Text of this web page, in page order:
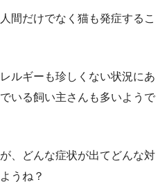
間だけでなく猫も発症するこ
ルギーも珍しくない状況にあ
いる飼い主さんも多いようで
、どんな症状が出てどんな対
うね？